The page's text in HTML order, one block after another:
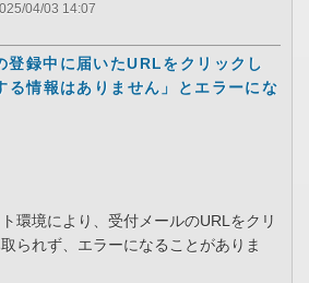
04/03 14:07
録中に届いたURLをクリックし
る情報はありません」とエラーにな
環境により、受付メールのURLをクリ
られず、エラーになることがありま